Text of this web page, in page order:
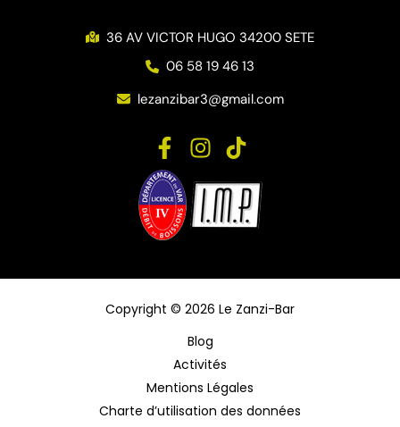
36 AV VICTOR HUGO 34200 SETE
06 58 19 46 13
lezanzibar3@gmail.com
Copyright © 2026 Le Zanzi-Bar
Blog
Activités
Mentions Légales
Charte d’utilisation des données